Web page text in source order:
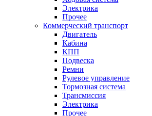
Электрика
Прочее
Коммерческий транспорт
Двигатель
Кабина
КПП
Подвеска
Ремни
Рулевое управление
Тормозная система
Трансмиссия
Электрика
Прочее